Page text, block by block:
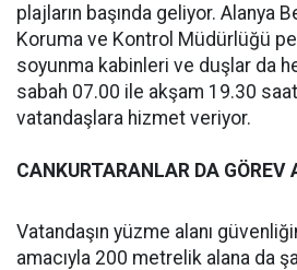
plajların başında geliyor. Alanya
Koruma ve Kontrol Müdürlüğü
soyunma kabinleri ve duşlar da
sabah 07.00 ile akşam 19.30
vatandaşlara hizmet veriyor.
CANKURTARANLAR DA GÖREV
Vatandaşın yüzme alanı
amacıyla 200 metrelik alana da